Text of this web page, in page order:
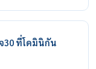
30 ที่โดมินิกัน